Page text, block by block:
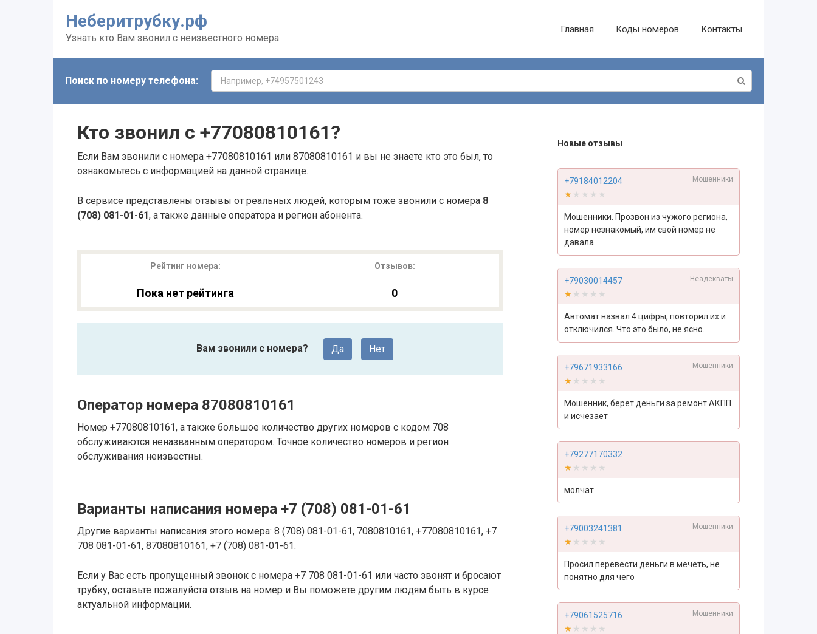
Неберитрубку.рф
Узнать кто Вам звонил с неизвестного номера
Главная Коды номеров Контакты
Поиск по номеру телефона:
Кто звонил с +77080810161?
Если Вам звонили с номера +77080810161 или 87080810161 и вы не знаете кто это был, то
ознакомьтесь с информацией на данной странице.
В сервисе представлены отзывы от реальных людей, которым тоже звонили с номера 8
(708) 081-01-61, а также данные оператора и регион абонента.
Рейтинг номера:
Пока нет рейтинга
Отзывов:
0
Вам звонили с номера? Да Нет
Оператор номера 87080810161
Номер +77080810161, а также большое количество других номеров с кодом 708
обслуживаются неназванным оператором. Точное количество номеров и регион
обслуживания неизвестны.
Варианты написания номера +7 (708) 081-01-61
Другие варианты написания этого номера: 8 (708) 081-01-61, 7080810161, +77080810161, +7
708 081-01-61, 87080810161, +7 (708) 081-01-61.
Если у Вас есть пропущенный звонок с номера +7 708 081-01-61 или часто звонят и бросают
трубку, оставьте пожалуйста отзыв на номер и Вы поможете другим людям быть в курсе
актуальной информации.
Новые отзывы
+79184012204 Мошенники
★★★★★
★★★★★
Мошенники. Прозвон из чужого региона,
номер незнакомый, им свой номер не
давала.
+79030014457 Неадекваты
★★★★★
★★★★★
Автомат назвал 4 цифры, повторил их и
отключился. Что это было, не ясно.
+79671933166 Мошенники
★★★★★
★★★★★
Мошенник, берет деньги за ремонт АКПП
и исчезает
+79277170332
★★★★★
★★★★★
молчат
+79003241381 Мошенники
★★★★★
★★★★★
Просил перевести деньги в мечеть, не
понятно для чего
+79061525716 Мошенники
★★★★★
★★★★★